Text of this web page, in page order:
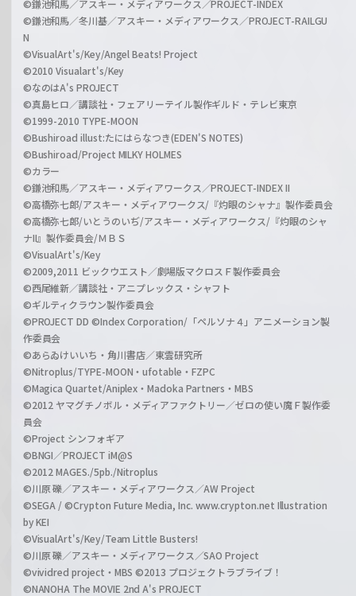
©鎌池和馬／アスキー・メディアワークス／PROJECT-INDEX
©鎌池和馬／冬川基／アスキー・メディアワークス／PROJECT-RAILGU
N
©VisualArt's/Key/Angel Beats! Project
©2010 Visualart's/Key
©なのはA's PROJECT
©真島ヒロ／講談社・フェアリーテイル製作ギルド・テレビ東京
©1999-2010 TYPE-MOON
©Bushiroad illust:たにはらなつき(EDEN'S NOTES)
©Bushiroad/Project MILKY HOLMES
©カラー
©鎌池和馬／アスキー・メディアワークス／PROJECT-INDEX II
©高橋弥七郎/アスキー・メディアワークス/『灼眼のシャナ』製作委員会
©高橋弥七郎/いとうのいぢ/アスキー・メディアワークス/『灼眼のシャ
ナII』製作委員会/ＭＢＳ
©VisualArt's/Key
©2009,2011 ビックウエスト／劇場版マクロスＦ製作委員会
©西尾維新／講談社・アニプレックス・シャフト
©ギルティクラウン製作委員会
©PROJECT DD ©Index Corporation/「ペルソナ４」アニメーション製
作委員会
©あらゐけいいち・角川書店／東雲研究所
©Nitroplus/TYPE-MOON・ufotable・FZPC
©Magica Quartet/Aniplex・Madoka Partners・MBS
©2012 ヤマグチノボル・メディアファクトリー／ゼロの使い魔Ｆ製作委
員会
©Project シンフォギア
©BNGI／PROJECT iM@S
©2012 MAGES./5pb./Nitroplus
©川原 礫／アスキー・メディアワークス／AW Project
©SEGA / ©Crypton Future Media, Inc. www.crypton.net Illustration
by KEI
©VisualArt's/Key/Team Little Busters!
©川原 礫／アスキー・メディアワークス／SAO Project
©vividred project・MBS ©2013 プロジェクトラブライブ！
©NANOHA The MOVIE 2nd A's PROJECT